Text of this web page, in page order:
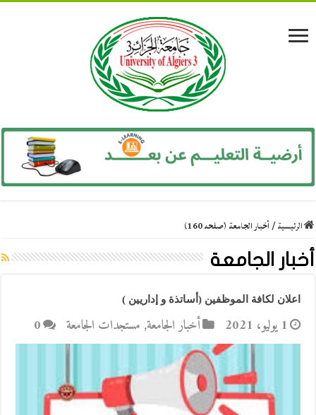
الرئيسية/أخبار الجامعة (صفحه 160)
أخبار الجامعة
اعلان لكافة الموظفين (أساتذة و إداريين )
1 يوليو، 2021 أخبار الجامعة, مستجدات الجامعة 0